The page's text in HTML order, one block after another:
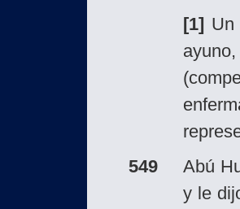
[1]
549
Abú
y le